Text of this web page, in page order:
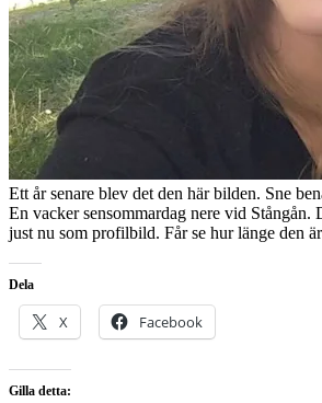
Ett år senare blev det den här bilden. Sne
En vacker sensommardag nere vid Stångån.
just nu som profilbild. Får se hur länge den
Dela
X Facebook
Gilla detta: